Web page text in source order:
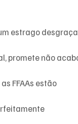
estrago
promete não
FFAAs estão